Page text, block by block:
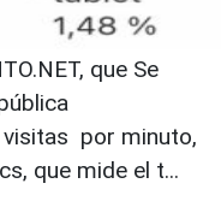
que Se
visitas por minuto,
que mide el t...